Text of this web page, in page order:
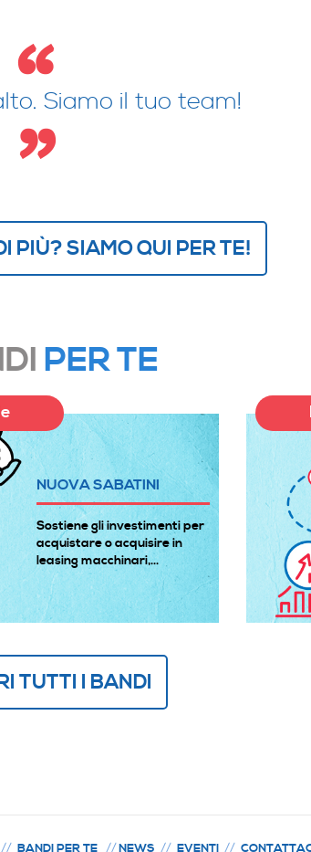
Siamo il tuo team!
PIÙ? SIAMO QUI PER TE!
PER TE
NUOVA SABATINI
Sostiene gli investimenti per
acquistare o acquisire in
leasing macchinari,...
TUTTI I BANDI
BANDI PER TE NEWS EVENTI